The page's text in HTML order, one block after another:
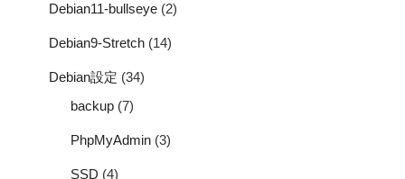
Debian11-bullseye (2)
Debian9-Stretch (14)
Debian設定 (34)
backup (7)
PhpMyAdmin (3)
SSD (4)